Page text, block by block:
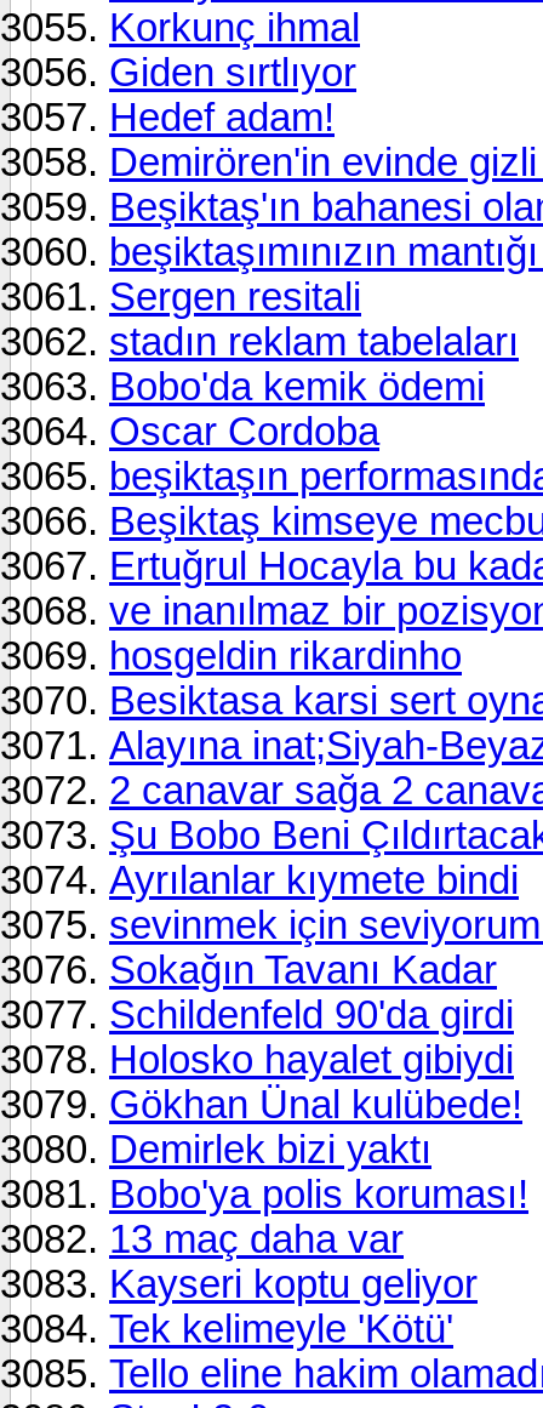
Korkunç ihmal
Giden sırtlıyor
Hedef adam!
Demirören'in evinde
Beşiktaş'ın bahanesi
beşiktaşımınızın
Sergen resitali
stadın reklam tabelaları
Bobo'da kemik ödemi
Oscar Cordoba
beşiktaşın
Beşiktaş kimseye
Ertuğrul Hocayla bu
ve inanılmaz bir
hosgeldin rikardinho
Besiktasa karsi sert
Alayına inat;Siyah-
2 canavar sağa 2
Şu Bobo Beni
Ayrılanlar kıymete bindi
sevinmek için
Sokağın Tavanı Kadar
Schildenfeld 90'da girdi
Holosko hayalet gibiydi
Gökhan Ünal kulübede!
Demirlek bizi yaktı
Bobo'ya polis koruması!
13 maç daha var
Kayseri koptu geliyor
Tek kelimeyle 'Kötü'
Tello eline hakim